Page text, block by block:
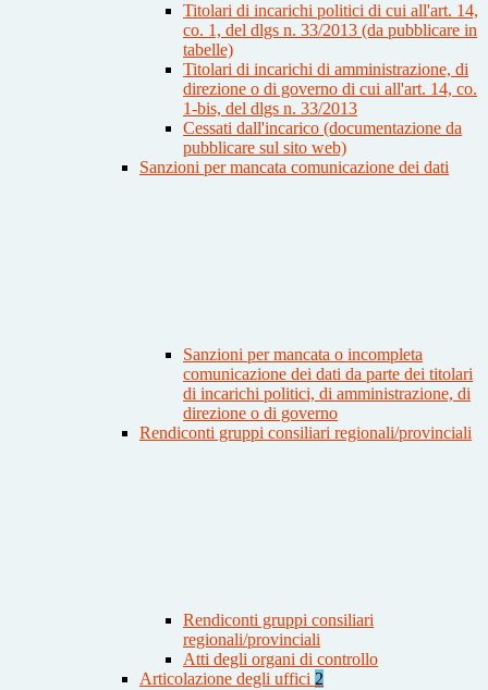
Titolari di incarichi politici di cui all'art. 14,
co. 1, del dlgs n. 33/2013 (da pubblicare in
tabelle)
Titolari di incarichi di amministrazione, di
direzione o di governo di cui all'art. 14, co.
1-bis, del dlgs n. 33/2013
Cessati dall'incarico (documentazione da
pubblicare sul sito web)
Sanzioni per mancata comunicazione dei dati
Sanzioni per mancata o incompleta
comunicazione dei dati da parte dei titolari
di incarichi politici, di amministrazione, di
direzione o di governo
Rendiconti gruppi consiliari regionali/provinciali
Rendiconti gruppi consiliari
regionali/provinciali
Atti degli organi di controllo
Articolazione degli uffici 2